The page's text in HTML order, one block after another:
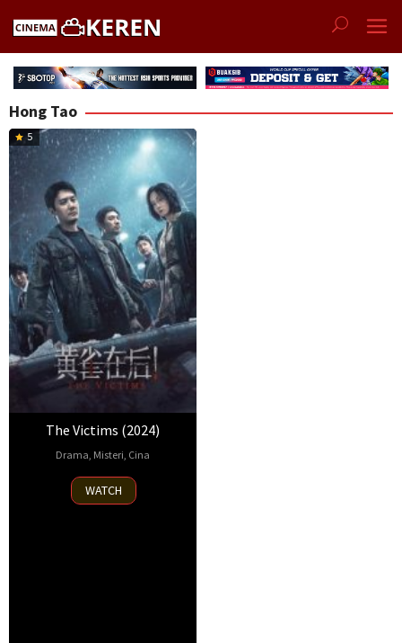
Hong Tao
5
The Victims (2024)
Drama Misteri Cina
3
Apr
He
Wenchao
WATCH